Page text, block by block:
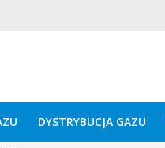
DYSTRYBUCJA GAZU